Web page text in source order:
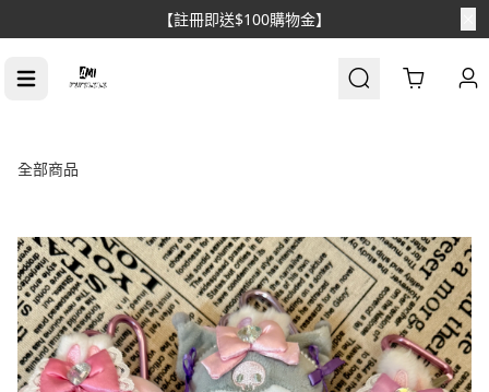
【註冊即送$100購物金】
Cart
全部商品